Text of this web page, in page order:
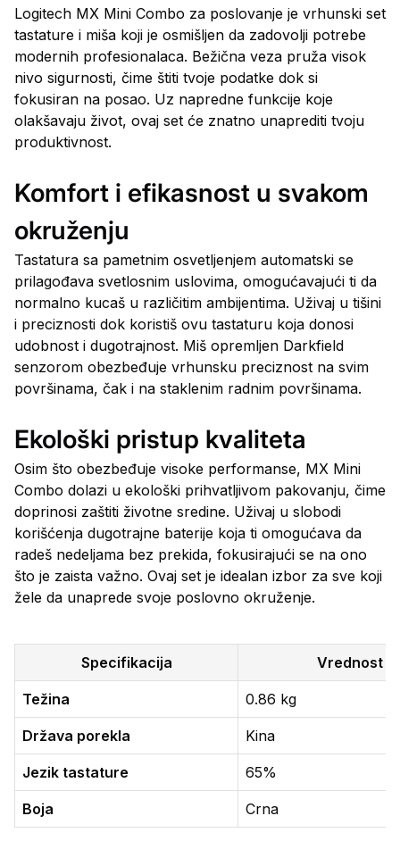
Logitech MX Mini Combo za poslovanje je vrhunski set
tastature i miša koji je osmišljen da zadovolji potrebe
modernih profesionalaca. Bežična veza pruža visok
nivo sigurnosti, čime štiti tvoje podatke dok si
fokusiran na posao. Uz napredne funkcije koje
olakšavaju život, ovaj set će znatno unaprediti tvoju
produktivnost.
Komfort i efikasnost u svakom
okruženju
Tastatura sa pametnim osvetljenjem automatski se
prilagođava svetlosnim uslovima, omogućavajući ti da
normalno kucaš u različitim ambijentima. Uživaj u tišini
i preciznosti dok koristiš ovu tastaturu koja donosi
udobnost i dugotrajnost. Miš opremljen Darkfield
senzorom obezbeđuje vrhunsku preciznost na svim
površinama, čak i na staklenim radnim površinama.
Ekološki pristup kvaliteta
Osim što obezbeđuje visoke performanse, MX Mini
Combo dolazi u ekološki prihvatljivom pakovanju, čime
doprinosi zaštiti životne sredine. Uživaj u slobodi
korišćenja dugotrajne baterije koja ti omogućava da
radeš nedeljama bez prekida, fokusirajući se na ono
što je zaista važno. Ovaj set je idealan izbor za sve koji
žele da unaprede svoje poslovno okruženje.
Specifikacija Vrednost
Težina 0.86 kg
Država porekla Kina
Jezik tastature 65%
Boja Crna